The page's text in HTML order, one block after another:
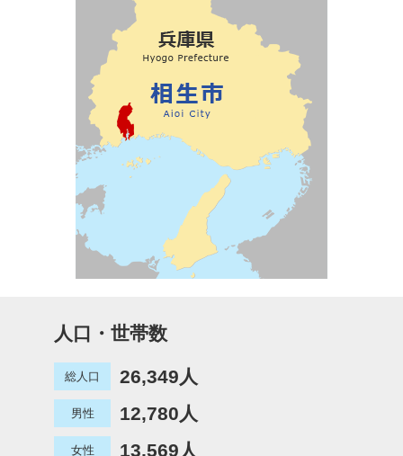
人口・世帯数
総人口 26,349人
男性 12,780人
女性 13,569人